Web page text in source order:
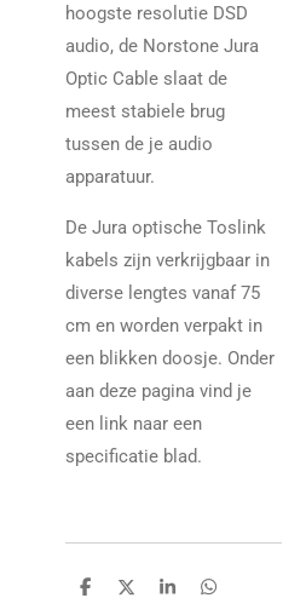
hoogste resolutie DSD
audio, de Norstone Jura
Optic Cable slaat de
meest stabiele brug
tussen de je audio
apparatuur.
De Jura optische Toslink
kabels zijn verkrijgbaar in
diverse lengtes vanaf 75
cm en worden verpakt in
een blikken doosje. Onder
aan deze pagina vind je
een link naar een
specificatie blad.
D D S D